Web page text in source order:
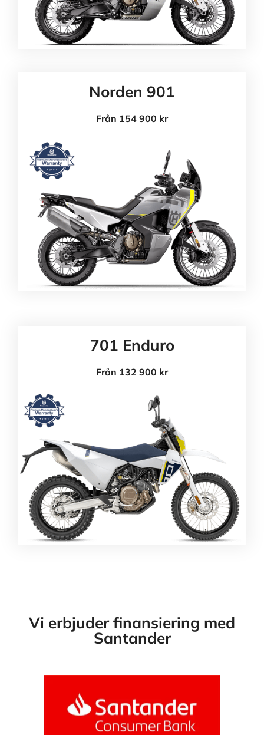
Norden 901
Från 154 900 kr
701 Enduro
Från 132 900 kr
Vi erbjuder finansiering med
Santander